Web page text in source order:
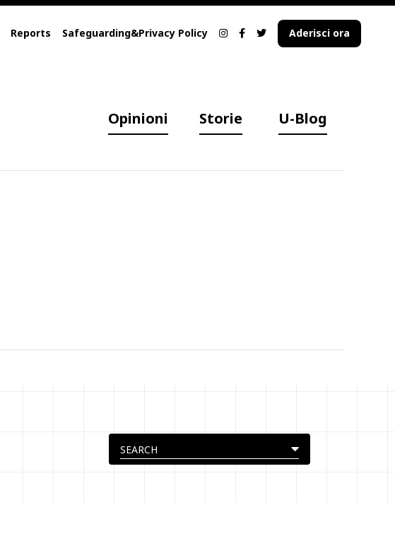
Reports Safeguarding&Privacy Policy Aderisci ora
Opinioni Storie U-Blog